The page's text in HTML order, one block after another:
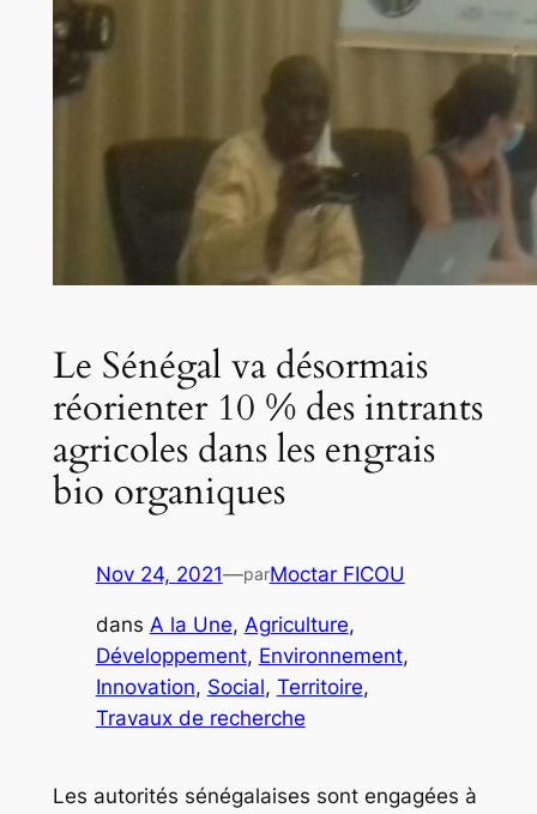
Le Sénégal va désormais
réorienter 10 % des intrants
agricoles dans les engrais
bio organiques
Nov 24, 2021—parMoctar FICOU
dans A la Une, Agriculture
Développement, Environnement
Innovation, Social, Territoire
Travaux de recherche
Les autorités sénégalaises sont engagées à